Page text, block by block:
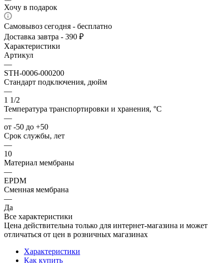
Хочу в подарок
Самовывоз сегодня - бесплатно
Доставка завтра - 390 ₽
Характеристики
Артикул
—
STH-0006-000200
Стандарт подключения, дюйм
—
1 1/2
Температура транспортировки и хранения, °С
—
от -50 до +50
Срок службы, лет
—
10
Материал мембраны
—
EPDM
Сменная мембрана
—
Да
Все характеристики
Цена действительна только для интернет-магазина и может
отличаться от цен в розничных магазинах
Характеристики
Как купить